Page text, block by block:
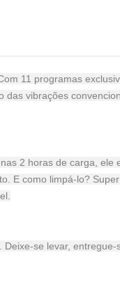
11 programas
vibrações
2 horas de carga, ele
E como limpá-lo?
se levar,